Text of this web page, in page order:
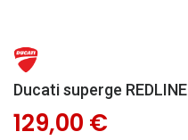
Ducati superge REDLINE
129,00 €